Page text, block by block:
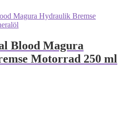
Blood Magura
Motorrad 250 ml